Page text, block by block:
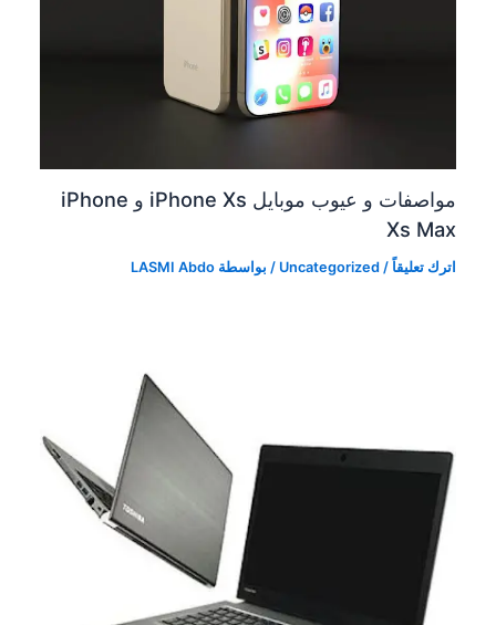
مواصفات و عيوب موبايل iPhone Xs و iPhone
Xs Max
اترك تعليقاً /
Uncategorized / بواسطة LASMI Abdo